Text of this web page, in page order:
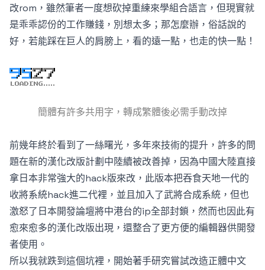
改rom，雖然筆者一度想砍掉重練來學組合語言，但現實就
是乖乖認份的工作賺錢，別想太多；那怎麼辦，俗話說的
好，若能踩在巨人的肩膀上，看的遠一點，也走的快一點！
簡體有許多共用字，轉成繁體後必需手動改掉
前幾年終於看到了一絲曙光，多年來技術的提升，許多的問
題在新的漢化改版計劃中陸續被改善掉，因為中國大陸直接
拿日本非常強大的hack版來改，此版本把吞食天地一代的
收將系統hack進二代裡，並且加入了武將合成系統，但也
激怒了日本開發論壇將中港台的ip全部封鎖，然而也因此有
愈來愈多的漢化改版出現，還整合了更方便的編輯器供開發
者使用。
所以我就跌到這個坑裡，開始著手研究嘗試改造正體中文